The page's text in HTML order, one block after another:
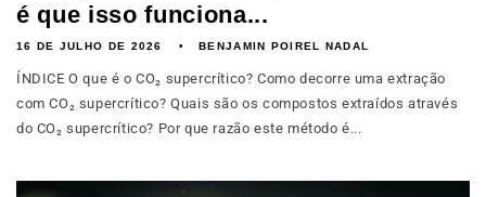
é que isso funciona...
16 DE JULHO DE 2026 BENJAMIN POIREL NADAL
ÍNDICE O que é o CO₂ supercrítico? Como decorre uma extração
com CO₂ supercrítico? Quais são os compostos extraídos através
do CO₂ supercrítico? Por que razão este método é...